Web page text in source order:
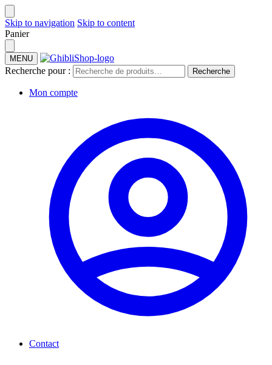
Skip to navigation Skip to content
Panier
MENU
Recherche pour : Recherche
Mon compte
Contact